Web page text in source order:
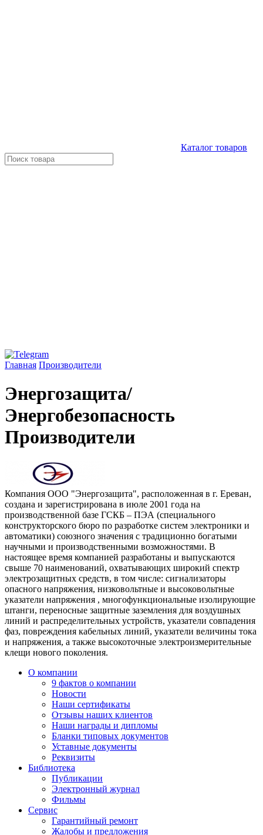
Каталог товаров
Главная Производители
Энергозащита/
Энергобезопасность
Производители
Компания ООО "Энергозащита", расположенная в г. Ереван,
создана и зарегистрирована в июле 2001 года на
производственной базе ГСКБ – ПЭА (специального
конструкторского бюро по разработке систем электроники и
автоматики) союзного значения с традиционно богатыми
научными и производственными возможностями. В
настоящее время компанией разработаны и выпускаются
свыше 70 наименований, охватывающих широкий спектр
электрозащитных средств, в том числе: сигнализаторы
опасного напряжения, низковольтные и высоковольтные
указатели напряжения , многофункциональные изолирующие
штанги, переносные защитные заземления для воздушных
линий и распределительных устройств, указатели совпадения
фаз, повреждения кабельных линий, указатели величины тока
и напряжения, а также высокоточные электроизмерительные
клещи нового поколения.
О компании
9 фактов о компании
Новости
Наши сертификаты
Отзывы наших клиентов
Наши награды и дипломы
Бланки типовых документов
Уставные документы
Реквизиты
Библиотека
Публикации
Электронный журнал
Фильмы
Сервис
Гарантийный ремонт
Жалобы и предложения